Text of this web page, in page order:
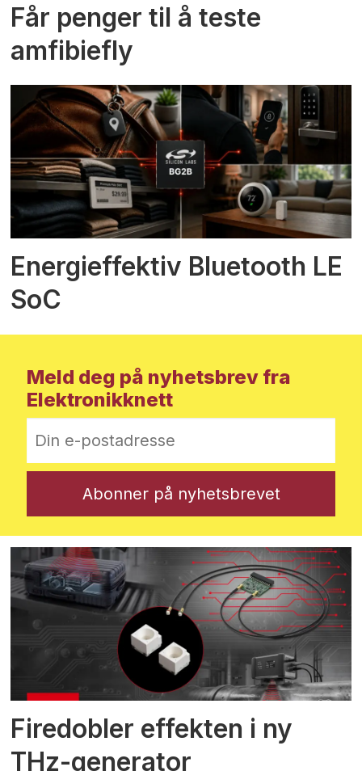
Får penger til å teste
amfibiefly
Energieffektiv Bluetooth LE
SoC
Meld deg på nyhetsbrev fra
Elektronikknett
Firedobler effekten i ny
THz-generator